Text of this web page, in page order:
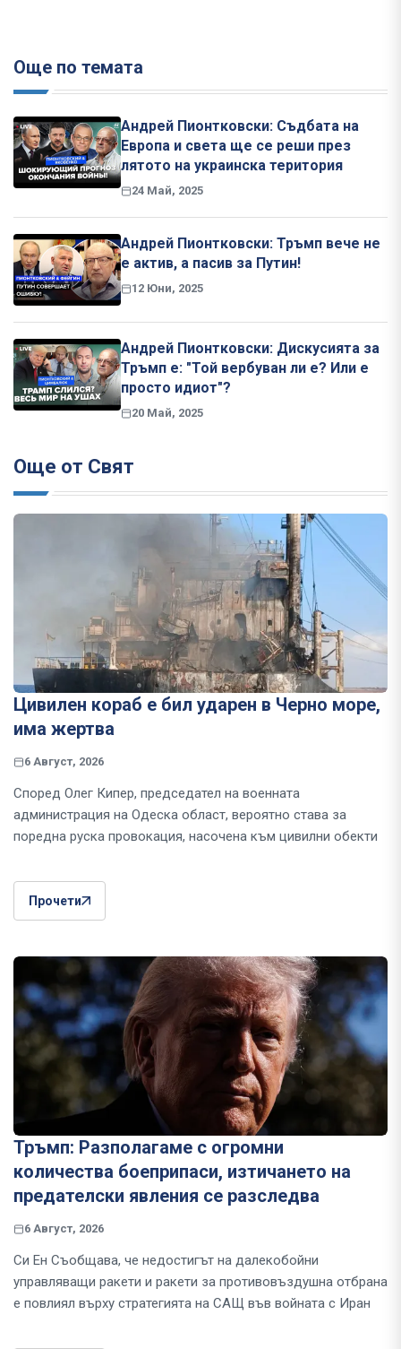
Още по темата
Андрей Пионтковски: Съдбата на
Европа и света ще се реши през
лятото на украинска територия
24 Май, 2025
Андрей Пионтковски: Тръмп вече не
е актив, а пасив за Путин!
12 Юни, 2025
Андрей Пионтковски: Дискусията за
Тръмп е: "Той вербуван ли е? Или е
просто идиот"?
20 Май, 2025
Още от Свят
Цивилен кораб е бил ударен в Черно море,
има жертва
6 Август, 2026
Според Олег Кипер, председател на военната
администрация на Одеска област, вероятно става за
поредна руска провокация, насочена към цивилни обекти
Прочети
Тръмп: Разполагаме с огромни
количества боеприпаси, изтичането на
предателски явления се разследва
6 Август, 2026
Си Ен Съобщава, че недостигът на далекобойни
управляващи ракети и ракети за противовъздушна отбрана
е повлиял върху стратегията на САЩ във войната с Иран